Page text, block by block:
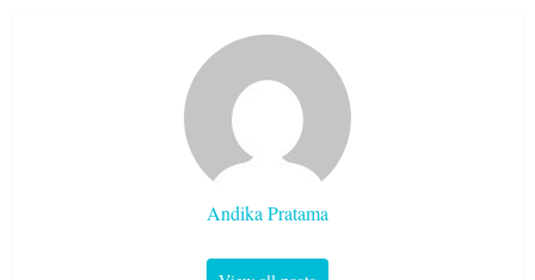
Andika Pratama